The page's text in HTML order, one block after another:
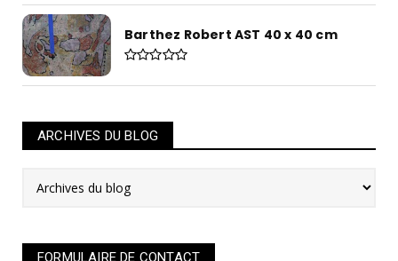
Barthez Robert AST 40 x 40 cm
ARCHIVES DU BLOG
FORMULAIRE DE CONTACT